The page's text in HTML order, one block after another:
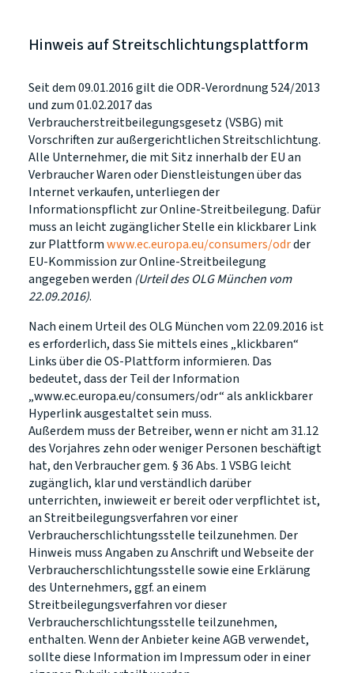
Hinweis auf Streitschlichtungsplattform
Seit dem 09.01.2016 gilt die ODR-Verordnung 524/2013
und zum 01.02.2017 das
Verbraucherstreitbeilegungsgesetz (VSBG) mit
Vorschriften zur außergerichtlichen Streitschlichtung.
Alle Unternehmer, die mit Sitz innerhalb der EU an
Verbraucher Waren oder Dienstleistungen über das
Internet verkaufen, unterliegen der
Informationspflicht zur Online-Streitbeilegung. Dafür
muss an leicht zugänglicher Stelle ein klickbarer Link
zur Plattformwww.ec.europa.eu/consumers/odrder
EU-Kommission zur Online-Streitbeilegung
angegeben werden (Urteil des OLG München vom
22.09.2016).
Nach einem Urteil des OLG München vom 22.09.2016 ist
es erforderlich, dass Sie mittels eines „klickbaren“
Links über die OS-Plattform informieren. Das
bedeutet, dass der Teil der Information
„www.ec.europa.eu/consumers/odr“ als anklickbarer
Hyperlink ausgestaltet sein muss.
Außerdem muss der Betreiber, wenn er nicht am 31.12
des Vorjahres zehn oder weniger Personen beschäftigt
hat, den Verbraucher gem. § 36 Abs. 1 VSBG leicht
zugänglich, klar und verständlich darüber
unterrichten, inwieweit er bereit oder verpflichtet ist,
an Streitbeilegungsverfahren vor einer
Verbraucherschlichtungsstelle teilzunehmen. Der
Hinweis muss Angaben zu Anschrift und Webseite der
Verbraucherschlichtungsstelle sowie eine Erklärung
des Unternehmers, ggf. an einem
Streitbeilegungsverfahren vor dieser
Verbraucherschlichtungsstelle teilzunehmen,
enthalten. Wenn der Anbieter keine AGB verwendet,
sollte diese Information im Impressum oder in einer